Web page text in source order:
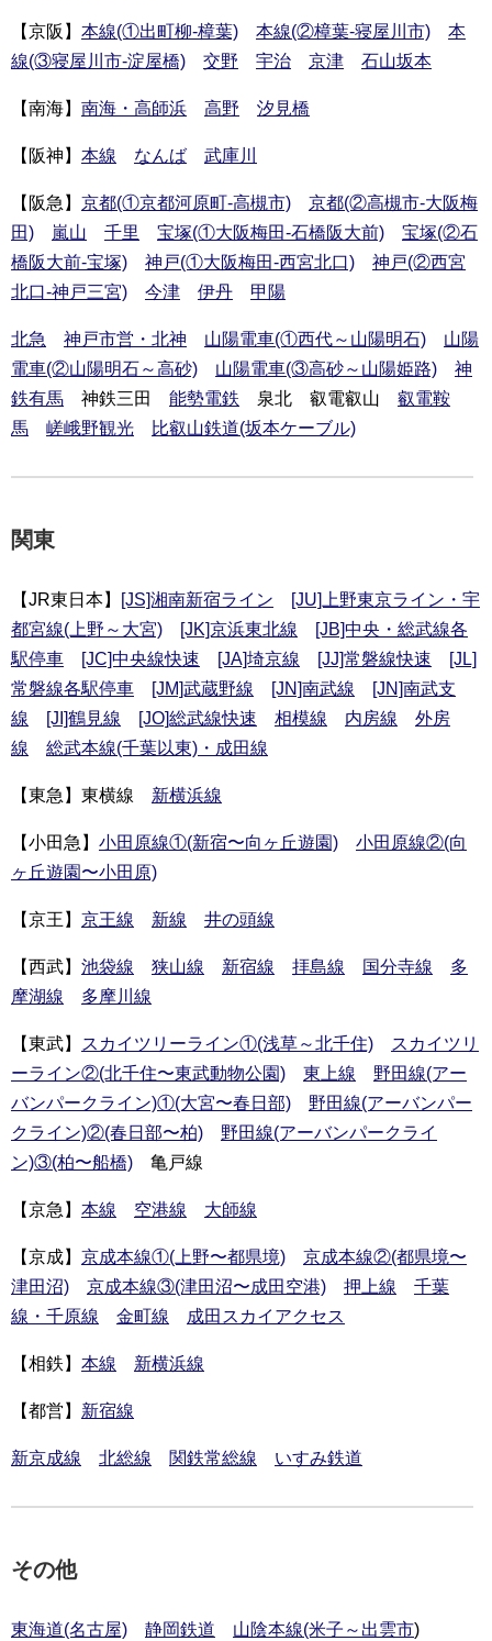
【京阪】 本線(①出町柳-樟葉) 本線(②樟葉-寝屋川市)
本
線(③寝屋川市-淀屋橋)
交野 宇治 京津 石山坂本
【南海】 南海・高師浜 高野 汐見橋
【阪神】 本線 なんば 武庫川
【阪急】 京都(①京都河原町-高槻市)
京都(②高槻市-大阪梅
田)
嵐山 千里 宝塚(①大阪梅田-石橋阪大前)
宝塚(②石
橋阪大前-宝塚)
神戸(①大阪梅田-西宮北口)
神戸(②西宮
北口-神戸三宮)
今津 伊丹 甲陽
北急 神戸市営・北神 山陽電車(①西代～山陽明石)
山陽
電車(②山陽明石～高砂)
山陽電車(③高砂～山陽姫路)
神
鉄有馬 神鉄三田 能勢電鉄 泉北 叡電叡山 叡電鞍
馬
嵯峨野観光 比叡山鉄道(坂本ケーブル)
関東
【JR東日本】 [JS]湘南新宿ライン
[JU]上野東京ライン・宇
都宮線(上野～大宮)
[JK]京浜東北線
[JB]中央・総武線各
駅停車
[JC]中央線快速 [JA]埼京線 [JJ]常磐線快速
[JL]
常磐線各駅停車
[JM]武蔵野線 [JN]南武線
[JN]南武支
線
[JI]鶴見線 [JO]総武線快速 相模線 内房線
外房
線
総武本線(千葉以東)・成田線
【東急】東横線 新横浜線
【小田急】 小田原線①(新宿〜向ヶ丘遊園)
小田原線②(向
ヶ丘遊園〜小田原)
【京王】 京王線 新線 井の頭線
【西武】 池袋線 狭山線 新宿線 拝島線 国分寺線
多
摩湖線
多摩川線
【東武】 スカイツリーライン①(浅草～北千住)
スカイツリ
ーライン②(北千住〜東武動物公園)
東上線
野田線(アー
バンパークライン)①(大宮〜春日部)
野田線(アーバンパー
クライン)②(春日部〜柏)
野田線(アーバンパークライ
ン)③(柏〜船橋) 亀戸線
【京急】 本線 空港線 大師線
【京成】 京成本線①(上野〜都県境)
京成本線②(都県境〜
津田沼)
京成本線③(津田沼〜成田空港) 押上線
千葉
線・千原線
金町線 成田スカイアクセス
【相鉄】 本線 新横浜線
【都営】 新宿線
新京成線 北総線 関鉄常総線 いすみ鉄道
その他
東海道(名古屋) 静岡鉄道 山陰本線(米子～出雲市)